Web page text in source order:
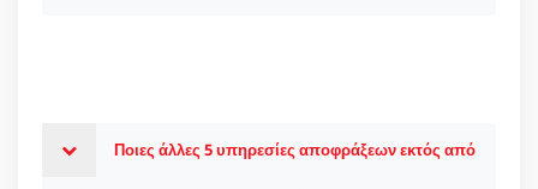
Ποιες άλλες 5 υπηρεσίες αποφράξεων εκτός από